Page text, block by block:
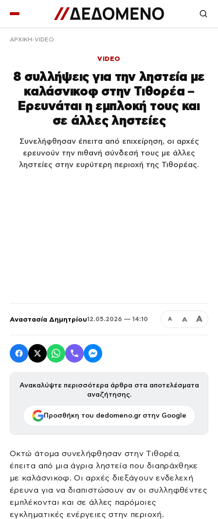
ΑΡΧΙΚΉ VIDEO
VIDEO
8 συλλήψεις για την ληστεία με
καλάσνικοφ στην Τιθορέα –
Ερευνάται η εμπλοκή τους και
σε άλλες ληστείες
Συνελήφθησαν έπειτα από επιχείρηση, οι αρχές
ερευνούν την πιθανή σύνδεσή τους με άλλες
ληστείες στην ευρύτερη περιοχή της Τιθορέας.
Αναστασία Δημητρίου12.05.2026 — 14:10 Α Α Α
Ανακαλύψτε περισσότερα άρθρα στα αποτελέσματα
αναζήτησης.
Προσθήκη του dedomeno.gr στην Google
Οκτώ άτομα συνελήφθησαν στην Τιθορέα,
έπειτα από μια άγρια ληστεία που διαπράχθηκε
με καλάσνικοφ. Οι αρχές διεξάγουν ενδελεχή
έρευνα για να διαπιστώσουν αν οι συλληφθέντες
εμπλέκονται και σε άλλες παρόμοιες
εγκληματικές ενέργειες στην περιοχή.